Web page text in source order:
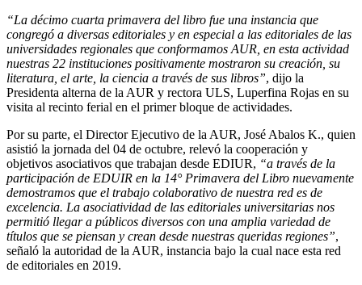
“La décimo cuarta primavera del libro fue una instancia que
congregó a diversas editoriales y en especial a las editoriales de las
universidades regionales que conformamos AUR, en esta actividad
nuestras 22 instituciones positivamente mostraron su creación, su
literatura, el arte, la ciencia a través de sus libros”, dijo la
Presidenta alterna de la AUR y rectora ULS, Luperfina Rojas en su
visita al recinto ferial en el primer bloque de actividades.
Por su parte, el Director Ejecutivo de la AUR, José Abalos K., quien
asistió la jornada del 04 de octubre, relevó la cooperación y
objetivos asociativos que trabajan desde EDIUR, “a través de la
participación de EDUIR en la 14° Primavera del Libro nuevamente
demostramos que el trabajo colaborativo de nuestra red es de
excelencia. La asociatividad de las editoriales universitarias nos
permitió llegar a públicos diversos con una amplia variedad de
títulos que se piensan y crean desde nuestras queridas regiones”,
señaló la autoridad de la AUR, instancia bajo la cual nace esta red
de editoriales en 2019.